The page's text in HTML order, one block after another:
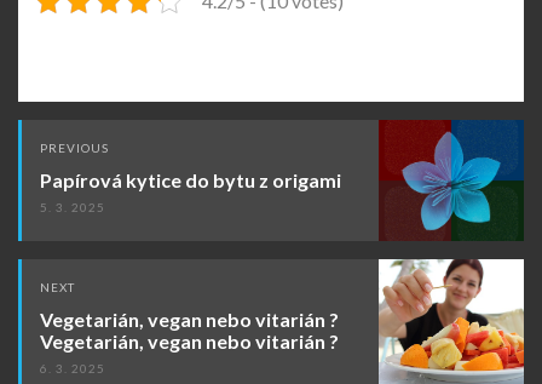
Post
navigation
PREVIOUS
Papírová kytice do bytu z origami
5. 3. 2025
NEXT
Vegetarián, vegan nebo vitarián ?
Vegetarián, vegan nebo vitarián ?
6. 3. 2025